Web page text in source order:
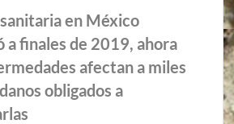
en México
a finales de 2019, ahora
afectan a miles
obligados a